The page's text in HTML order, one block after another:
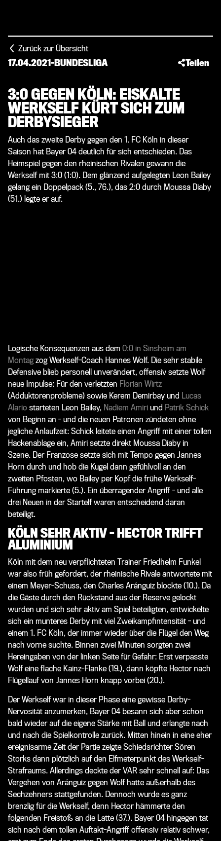
Zurück zur Übersicht
17.04.2021-BUNDESLIGA Teilen
3:0 GEGEN KÖLN: EISKALTE
WERKSELF KÜRT SICH ZUM
DERBYSIEGER
Auch das zweite Derby gegen den 1. FC Köln in dieser
Saison hat Bayer 04 deutlich für sich entschieden. Das
Heimspiel gegen den rheinischen Rivalen gewann die
Werkself mit 3:0 (1:0). Dem glänzend aufgelegten Leon Bailey
gelang ein Doppelpack (5., 76.), das 2:0 durch Moussa Diaby
(51.) legte er auf.
Logische Konsequenzen aus dem 0:0 in Sinsheim am
Montagzog Werkself-Coach Hannes Wolf. Die sehr stabile
Defensive blieb personell unverändert, offensiv setzte Wolf
neue Impulse: Für den verletzten Florian Wirtz
(Adduktorenprobleme) sowie Kerem Demirbay und Lucas
Alario starteten Leon Bailey, Nadiem Amiri und Patrik Schick
von Beginn an - und die neuen Patronen zündeten ohne
jegliche Anlaufzeit: Schick leitete einen Angriff mit einer tollen
Hackenablage ein, Amiri setzte direkt Moussa Diaby in
Szene. Der Franzose setzte sich mit Tempo gegen Jannes
Horn durch und hob die Kugel dann gefühlvoll an den
zweiten Pfosten, wo Bailey per Kopf die frühe Werkself-
Führung markierte (5.). Ein überragender Angriff - und alle
drei Neuen in der Startelf waren entscheidend daran
beteiligt.
KÖLN SEHR AKTIV - HECTOR TRIFFT
ALUMINIUM
Köln mit dem neu verpflichteten Trainer Friedhelm Funkel
war also früh gefordert, der rheinische Rivale antwortete mit
einem Meyer-Schuss, den Charles Aránguiz blockte (10.). Da
die Gäste durch den Rückstand aus der Reserve gelockt
wurden und sich sehr aktiv am Spiel beteiligten, entwickelte
sich ein munteres Derby mit viel Zweikampfintensität - und
einem 1. FC Köln, der immer wieder über die Flügel den Weg
nach vorne suchte. Binnen zwei Minuten sorgten zwei
Hereingaben von der linken Seite für Gefahr: Erst verpasste
Wolf eine flache Kainz-Flanke (19.), dann köpfte Hector nach
Flügellauf von Jannes Horn knapp vorbei (20.).
Der Werkself war in dieser Phase eine gewisse Derby-
Nervosität anzumerken, Bayer 04 besann sich aber schon
bald wieder auf die eigene Stärke mit Ball und erlangte nach
und nach die Spielkontrolle zurück. Mitten hinein in eine eher
ereignisarme Zeit der Partie zeigte Schiedsrichter Sören
Storks dann plötzlich auf den Elfmeterpunkt des Werkself-
Strafraums. Allerdings deckte der VAR sehr schnell auf: Das
Vergehen von Aránguiz gegen Wolf hatte außerhalb des
Sechzehners stattgefunden. Dennoch wurde es ganz
brenzlig für die Werkself, denn Hector hämmerte den
folgenden Freistoß an die Latte (37.). Bayer 04 hingegen tat
sich nach dem tollen Auftakt-Angriff offensiv relativ schwer,